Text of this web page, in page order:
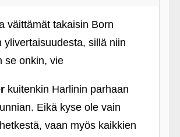
väittämät takaisin Born
ylivertaisuudesta, sillä niin
se onkin, vie
kuitenkin Harlinin parhaan
Eikä kyse ole vain
vaan myös kaikkien